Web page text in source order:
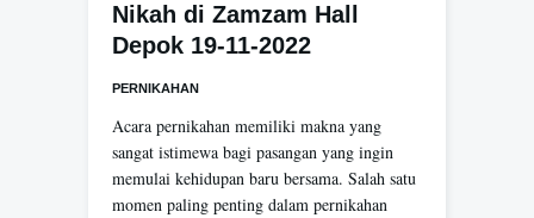
Nikah di Zamzam Hall
Depok 19-11-2022
PERNIKAHAN
Acara pernikahan memiliki makna yang
sangat istimewa bagi pasangan yang ingin
memulai kehidupan baru bersama. Salah satu
momen paling penting dalam pernikahan